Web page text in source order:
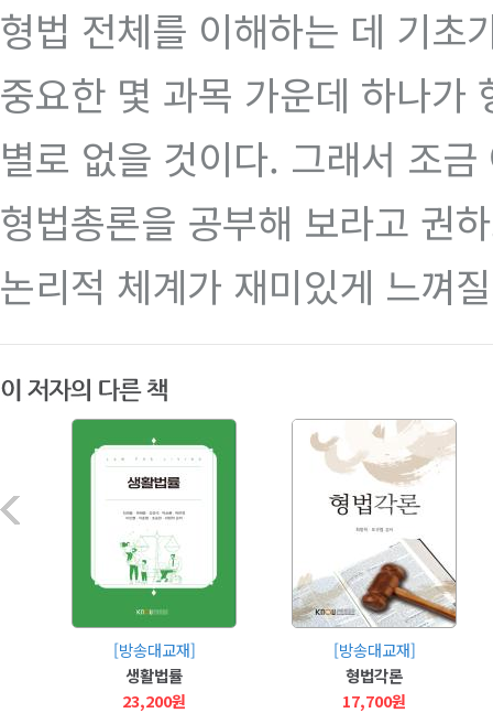
형법 전체를 이해하는 데 기초
중요한 몇 과목 가운데 하나가
별로 없을 것이다. 그래서 조
형법총론을 공부해 보라고 권
논리적 체계가 재미있게 느껴
[방송대교재]
생활법률
23,200원
[방송대교재]
형법각론
17,700원
[커버스토리]
무더위엔 역시 책! 북캉스 떠나 볼
[사람과 삶]
“방송대의 매력은 다채로운 사람
[KNOU광장]
다시 바벨 이전으로?
[뉴스]
방송대-한국출판문화산업진흥원 업무협